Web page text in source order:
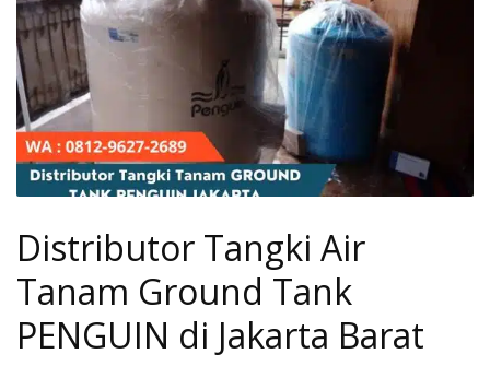
Distributor Tangki Air
Tanam Ground Tank
PENGUIN di Jakarta Barat